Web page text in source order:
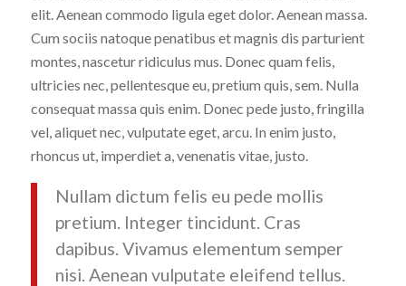
elit. Aenean commodo ligula eget dolor. Aenean massa.
Cum sociis natoque penatibus et magnis dis parturient
montes, nascetur ridiculus mus. Donec quam felis,
ultricies nec, pellentesque eu, pretium quis, sem. Nulla
consequat massa quis enim. Donec pede justo, fringilla
vel, aliquet nec, vulputate eget, arcu. In enim justo,
rhoncus ut, imperdiet a, venenatis vitae, justo.
Nullam dictum felis eu pede mollis
pretium. Integer tincidunt. Cras
dapibus. Vivamus elementum semper
nisi. Aenean vulputate eleifend tellus.